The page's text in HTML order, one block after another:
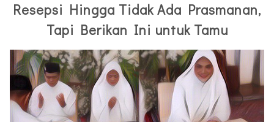
Resepsi Hingga Tidak Ada Prasmanan,
Tapi Berikan Ini untuk Tamu